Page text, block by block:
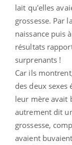
lait qu'elles
grossesse. Par
naissance puis
résultats
surprenants !
Car ils
des deux sexes
leur mère avait
autrement dit
grossesse,
avaient